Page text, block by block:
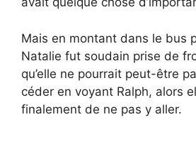
Mais en montant dans le bus
Natalie fut soudain prise de
qu’elle ne pourrait peut-être
céder en voyant Ralph, alors
finalement de ne pas y aller.